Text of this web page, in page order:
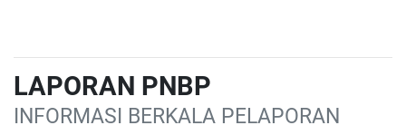
LAPORAN PNBP
INFORMASI BERKALA PELAPORAN